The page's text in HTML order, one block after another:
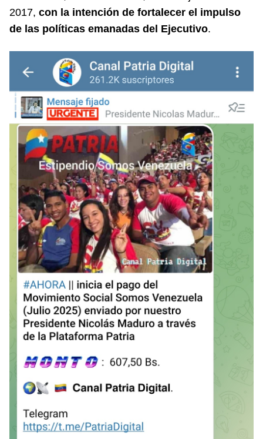
2017, con la intención de fortalecer el impulso
de las políticas emanadas del Ejecutivo.